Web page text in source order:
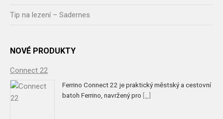
Tip na lezení – Sadernes
NOVÉ PRODUKTY
Connect 22
Ferrino Connect 22 je praktický městský a cestovní
batoh Ferrino, navržený pro [...]